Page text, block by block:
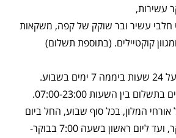
עשירות,
חלבי עשיר ובר שוקק של קפה, משקאות
קוקטיילים. (בתוספת תשלום)
בין השעות 07:00-23:00.
אורחי המלון, בכל סוף שבוע, החל ביום
שישי בעשה 7:00 בבוקר, ועד ליום ראשון בשעה 7:00 בבוקר-